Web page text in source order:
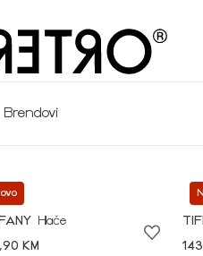
Brendovi
Hlače
KM